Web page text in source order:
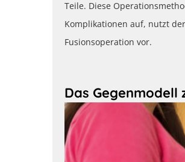
Teile. Diese
Komplikationen auf, nutzt
Fusionsoperation vor.
Das Gegenmodell